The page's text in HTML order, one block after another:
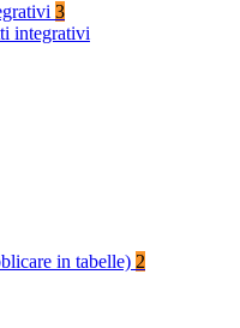
3
integrativi
in tabelle) 2